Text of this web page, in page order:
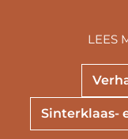
Sinterklaas-
LEES